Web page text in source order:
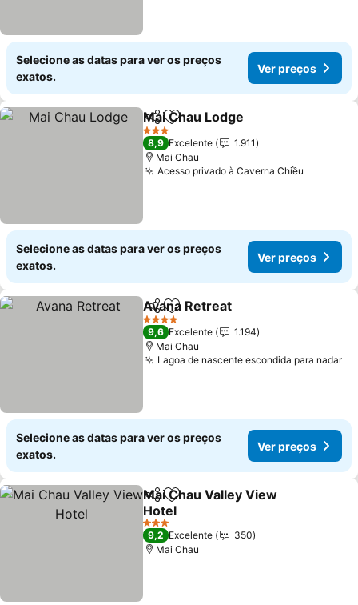
Selecione as datas para ver os preços
exatos.
Ver preços
PartilharAdicionar aos favoritos
Mai Chau Lodge
3 Estrelas
8,9 Excelente
1.911
Mai Chau
Acesso privado à Caverna Chiều
Selecione as datas para ver os preços
exatos.
Ver preços
PartilharAdicionar aos favoritos
Avana Retreat
4 Estrelas
9,6 Excelente
1.194
Mai Chau
Lagoa de nascente escondida para nadar
Selecione as datas para ver os preços
exatos.
Ver preços
PartilharAdicionar aos favoritos
Mai Chau Valley View
Hotel
3 Estrelas
9,2 Excelente
350
Mai Chau